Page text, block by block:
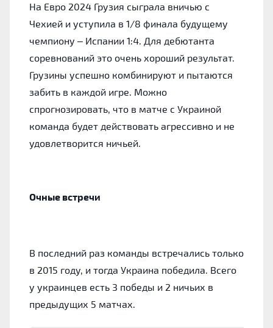
На Евро 2024 Грузия сыграла вничью с
Чехией и уступила в 1/8 финала будущему
чемпиону – Испании 1:4. Для дебютанта
соревнований это очень хороший результат.
Грузины успешно комбинируют и пытаются
забить в каждой игре. Можно
спрогнозировать, что в матче с Украиной
команда будет действовать агрессивно и не
удовлетворится ничьей.
Очные встречи
В последний раз команды встречались только
в 2015 году, и тогда Украина победила. Всего
у украинцев есть 3 победы и 2 ничьих в
предыдущих 5 матчах.